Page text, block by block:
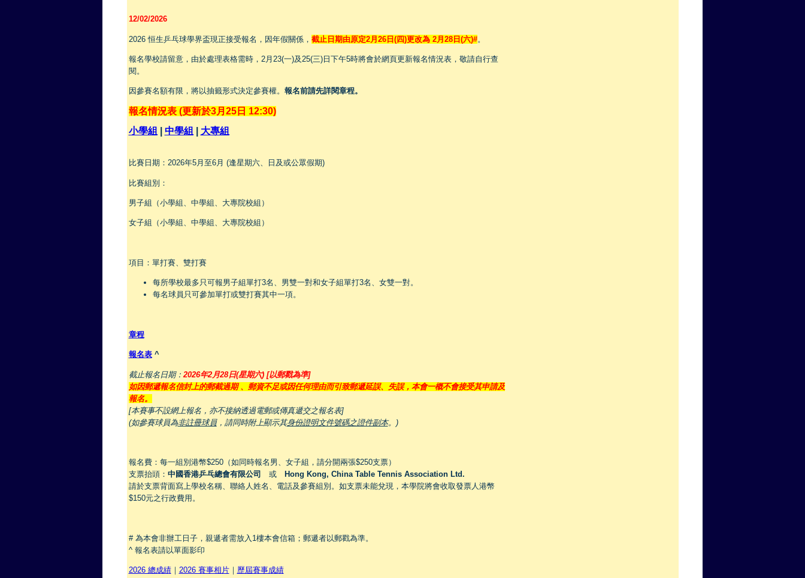
12/02/2026
2026 恒生乒乓球學界盃現正接受報名，因年假關係， 截止日期由原定2月26日(四)更改為 2月28日(六)#。
報名學校請留意，由於處理表格需時，2月23(一)及25(三)日下午5時將會於網頁更新報名情況表，敬請自行查
閱。
因參賽名額有限，將以抽籤形式決定參賽權。 報名前請先詳閱章程。
報名情況表 (更新於3月25日 12:30)
小學組
中學組 大專組
比賽日期：2026年5月至6月 (逢星期六、日及或公眾假期)
比賽組別：
男子組（小學組、中學組、大專院校組）
女子組（小學組、中學組、大專院校組）
項目：單打賽、雙打賽
每所學校最多只可報男子組單打3名、男雙一對和女子組單打3名、女雙一對。
每名球員只可參加單打或雙打賽其中一項。
章程
報名表^
截止報名日期： 2026年2月28日(星期六) [以郵戳為準]
如因郵遞報名信封上的郵截過期、郵資不足或因任何理由而引致郵遞延誤、失誤，本會一概不會接受其申請及
報名。
[本賽事不設網上報名，亦不接納透過電郵或傳真遞交之報名表]
(如參賽球員為非註冊球員，請同時附上顯示其身份證明文件號碼之證件副本。 )
報名費：每一組別港幣$250（如同時報名男、女子組，請分開兩張$250支票）
支票抬頭： 中國香港乒乓總會有限公司 或
Hong Kong, China Table Tennis Association Ltd.
請於支票背面寫上學校名稱、聯絡人姓名、電話及參賽組別。如支票未能兌現，本學院將會收取發票人港幣
$150元之行政費用。
# 為本會非辦工日子，親遞者需放入1樓本會信箱；郵遞者以郵戳為準。
^ 報名表請以單面影印
2026 總成績｜ 2026 賽事相片｜ 歷屆賽事成績